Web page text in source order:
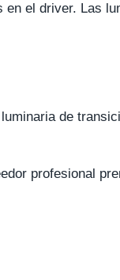
el driver. Las
de
profesional